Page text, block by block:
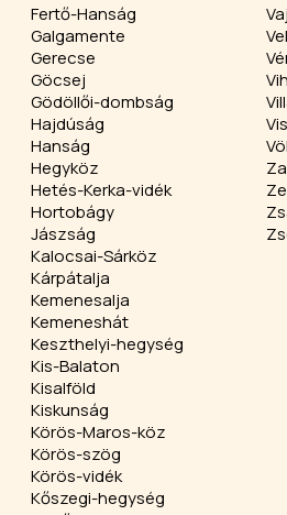
Fertő-Hanság
Galgamente
Gerecse
Göcsej
Gödöllői-dombság
Hajdúság
Hanság
Hegyköz
Hetés-Kerka-vidék
Hortobágy
Jászság
Kalocsai-Sárköz
Kárpátalja
Kemenesalja
Kemeneshát
Keszthelyi-hegység
Kis-Balaton
Kisalföld
Kiskunság
Körös-Maros-köz
Körös-szög
Körös-vidék
Kőszegi-hegység